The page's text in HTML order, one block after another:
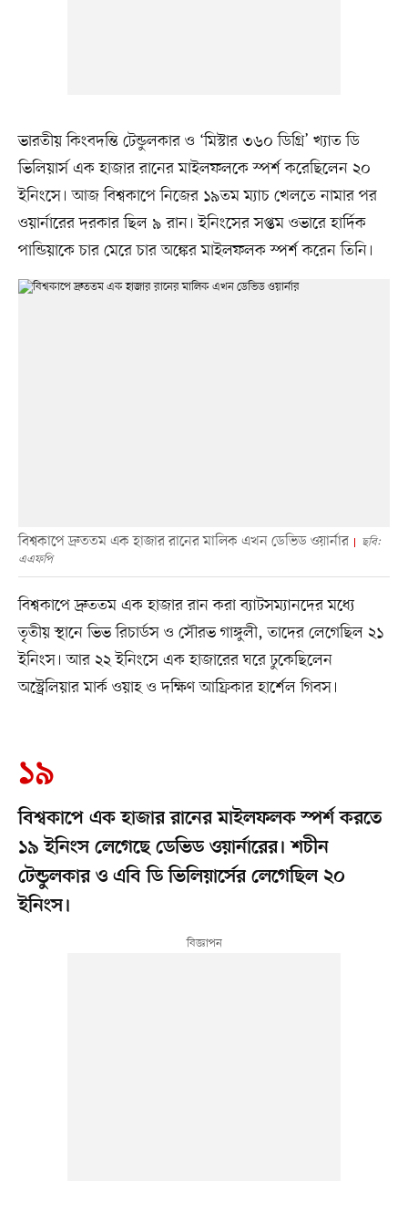
ভারতীয় কিংবদন্তি টেন্ডুলকার ও ‘মিস্টার ৩৬০ ডিগ্রি’ খ্যাত ডি
ভিলিয়ার্স এক হাজার রানের মাইলফলকে স্পর্শ করেছিলেন ২০
ইনিংসে। আজ বিশ্বকাপে নিজের ১৯তম ম্যাচ খেলতে নামার পর
ওয়ার্নারের দরকার ছিল ৯ রান। ইনিংসের সপ্তম ওভারে হার্দিক
পান্ডিয়াকে চার মেরে চার অঙ্কের মাইলফলক স্পর্শ করেন তিনি।
বিশ্বকাপে দ্রুততম এক হাজার রানের মালিক এখন ডেভিড ওয়ার্নার
ছবি:
এএফপি
বিশ্বকাপে দ্রুততম এক হাজার রান করা ব্যাটসম্যানদের মধ্যে
তৃতীয় স্থানে ভিভ রিচার্ডস ও সৌরভ গাঙ্গুলী, তাদের লেগেছিল ২১
ইনিংস। আর ২২ ইনিংসে এক হাজারের ঘরে ঢুকেছিলেন
অস্ট্রেলিয়ার মার্ক ওয়াহ ও দক্ষিণ আফ্রিকার হার্শেল গিবস।
১৯
বিশ্বকাপে এক হাজার রানের মাইলফলক স্পর্শ করতে
১৯ ইনিংস লেগেছে ডেভিড ওয়ার্নারের। শচীন
টেন্ডুলকার ও এবি ডি ভিলিয়ার্সের লেগেছিল ২০
ইনিংস।